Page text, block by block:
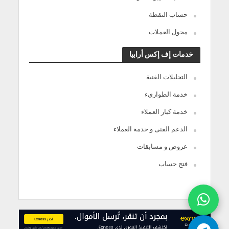
حساب النقطة
محول العملات
خدمات إف إكس أرابيا
التحليلات الفنية
خدمة الطوارىء
خدمة كبار العملاء
الدعم الفنى و خدمة العملاء
عروض و مسابقات
فتح حساب